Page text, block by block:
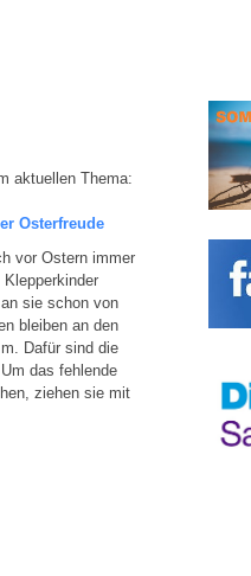
aktuellen Thema:
Osterfreude
vor Ostern immer
sie schon von
bleiben an den
Dafür sind die
das fehlende
ziehen sie mit